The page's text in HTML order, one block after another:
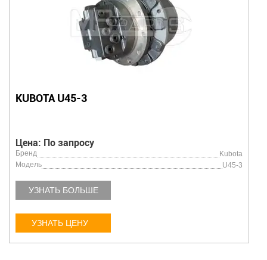
KUBOTA U45-3
Цена: По запросу
Бренд
Kubota
Модель
U45-3
УЗНАТЬ БОЛЬШЕ
УЗНАТЬ ЦЕНУ